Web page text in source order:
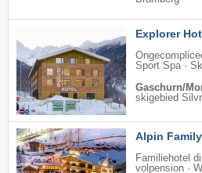
Explorer
Sport Spa ·
Gaschurn/
skigebied
Alpin
Familiehotel
volpension ·